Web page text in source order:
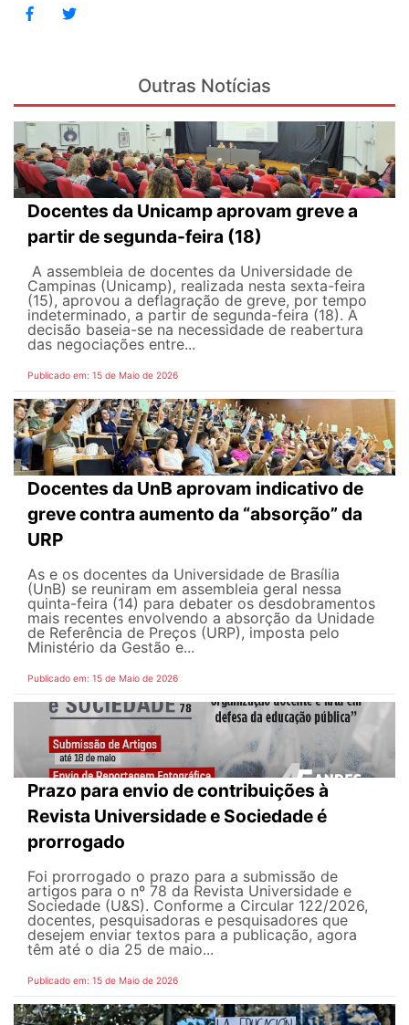
Outras Notícias
Docentes da Unicamp aprovam greve a
partir de segunda-feira (18)
A assembleia de docentes da Universidade de
Campinas (Unicamp), realizada nesta sexta-feira
(15), aprovou a deflagração de greve, por tempo
indeterminado, a partir de segunda-feira (18). A
decisão baseia-se na necessidade de reabertura
das negociações entre...
Publicado em: 15 de Maio de 2026
Docentes da UnB aprovam indicativo de
greve contra aumento da “absorção” da
URP
As e os docentes da Universidade de Brasília
(UnB) se reuniram em assembleia geral nessa
quinta-feira (14) para debater os desdobramentos
mais recentes envolvendo a absorção da Unidade
de Referência de Preços (URP), imposta pelo
Ministério da Gestão e...
Publicado em: 15 de Maio de 2026
Prazo para envio de contribuições à
Revista Universidade e Sociedade é
prorrogado
Foi prorrogado o prazo para a submissão de
artigos para o nº 78 da Revista Universidade e
Sociedade (U&S). Conforme a Circular 122/2026,
docentes, pesquisadoras e pesquisadores que
desejem enviar textos para a publicação, agora
têm até o dia 25 de maio...
Publicado em: 15 de Maio de 2026